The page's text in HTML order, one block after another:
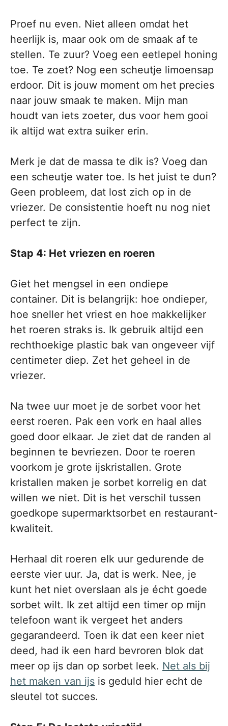
Proef nu even. Niet alleen omdat het
heerlijk is, maar ook om de smaak af te
stellen. Te zuur? Voeg een eetlepel honing
toe. Te zoet? Nog een scheutje limoensap
erdoor. Dit is jouw moment om het precies
naar jouw smaak te maken. Mijn man
houdt van iets zoeter, dus voor hem gooi
ik altijd wat extra suiker erin.
Merk je dat de massa te dik is? Voeg dan
een scheutje water toe. Is het juist te dun?
Geen probleem, dat lost zich op in de
vriezer. De consistentie hoeft nu nog niet
perfect te zijn.
Stap 4: Het vriezen en roeren
Giet het mengsel in een ondiepe
container. Dit is belangrijk: hoe ondieper,
hoe sneller het vriest en hoe makkelijker
het roeren straks is. Ik gebruik altijd een
rechthoekige plastic bak van ongeveer vijf
centimeter diep. Zet het geheel in de
vriezer.
Na twee uur moet je de sorbet voor het
eerst roeren. Pak een vork en haal alles
goed door elkaar. Je ziet dat de randen al
beginnen te bevriezen. Door te roeren
voorkom je grote ijskristallen. Grote
kristallen maken je sorbet korrelig en dat
willen we niet. Dit is het verschil tussen
goedkope supermarktsorbet en restaurant-
kwaliteit.
Herhaal dit roeren elk uur gedurende de
eerste vier uur. Ja, dat is werk. Nee, je
kunt het niet overslaan als je écht goede
sorbet wilt. Ik zet altijd een timer op mijn
telefoon want ik vergeet het anders
gegarandeerd. Toen ik dat een keer niet
deed, had ik een hard bevroren blok dat
meer op ijs dan op sorbet leek. Net als bij
het maken van ijs is geduld hier echt de
sleutel tot succes.